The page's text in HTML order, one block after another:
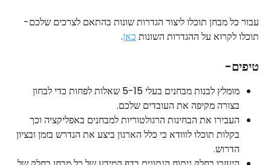
עבור כל מבחן תוכלו ליצור הגדרות שונות בהתאם לצרכים שלכם-
תוכלו לקרוא על ההגדרות השונות כאן.
טיפים-
מומלץ לבנות מבחנים בעלי 5-15 שאלות לפחות כדי לבחון
בצורה מקיפה את העובדים שלכם.
העבירו את הבחינות הרגולטוריות למבחנים באפליקציה וכך
בקלות תוכלו לווודא כי כלל הארגון ביצע את הנדרש בזמן ובציון
הדרוש.